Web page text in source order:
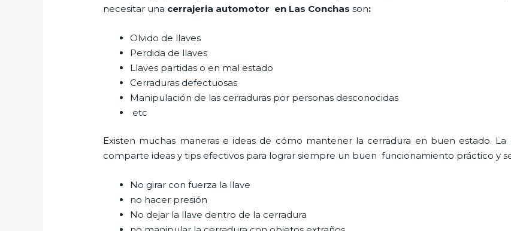
necesitar una cerrajeria automotor en Las Conchas son:
Olvido de llaves
Perdida de llaves
Llaves partidas o en mal estado
Cerraduras defectuosas
Manipulación de las cerraduras por personas desconocidas
etc
Existen muchas maneras e ideas de cómo mantener la cerradura en buen estado. La
comparte ideas y tips efectivos para lograr siempre un buen funcionamiento práctico y
No girar con fuerza la llave
no hacer presión
No dejar la llave dentro de la cerradura